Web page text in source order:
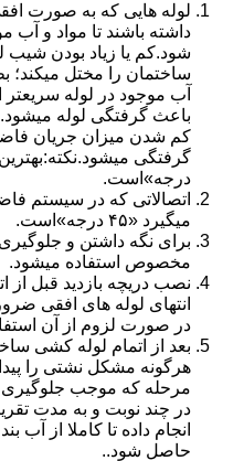
لوله هایی که به صورت
داشته باشند تا مواد و آب
شود.کم یا زیاد بودن
ساختمان را مختل میکند؛
آب موجود در لوله سریعتر
باعث گرفتگی لوله
کم شدن میزان جریان
درجه»است.
اتصالاتی که در سیستم
میگیرد «۴۵ درجه»است.
برای نگه داشتن و
مخصوص استفاده میشود.
نصب دریچه بازدید قبل از
انتهای لوله های افقی
در صورت لزوم از آن
بعد از اتمام لوله کشی
هرگونه مشکل نشتی را
مرحله که موجب جلوگیری
انجام داده تا کاملا از
حاصل شود..